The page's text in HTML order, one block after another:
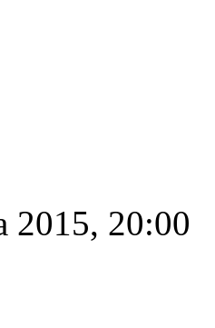
2015, 20:00